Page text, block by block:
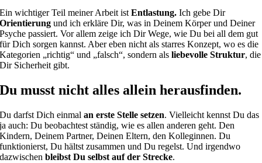
Ein wichtiger Teil meiner Arbeit istEntlastung. Ich gebe Dir
Orientierung und ich erkläre Dir, was in Deinem Körper und Deiner
Psyche passiert. Vor allem zeige ich Dir Wege, wie Du bei all dem gut
für Dich sorgen kannst. Aber eben nicht als starres Konzept, wo es die
Kategorien „richtig“ und „falsch“, sondern als liebevolle Struktur, die
Dir Sicherheit gibt.
Du musst nicht alles allein herausfinden.
Du darfst Dich einmalan erste Stelle setzen. Vielleicht kennst Du das
ja auch: Du beobachtest ständig, wie es allen anderen geht. Den
Kindern, Deinem Partner, Deinen Eltern, den Kolleginnen. Du
funktionierst, Du hältst zusammen und Du regelst. Und irgendwo
dazwischenbleibst Du selbst auf der Strecke.